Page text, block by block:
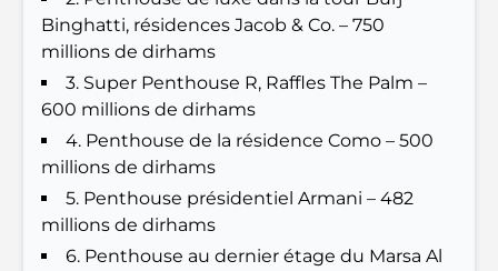
Le guide ultime des restaurants gastronomiques
Business Bay, à Dubaï.
Hôpitaux publics à Dubaï : des soins de santé
complets pour tous
Binghatti, résidences Jacob & Co. – 750
millions de dirhams
3. Super Penthouse R, Raffles The Palm –
600 millions de dirhams
4. Penthouse de la résidence Como – 500
millions de dirhams
5. Penthouse présidentiel Armani – 482
millions de dirhams
6. Penthouse au dernier étage du Marsa Al